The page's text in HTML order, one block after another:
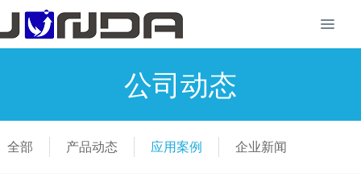
公司动态
全部 产品动态 应用案例 企业新闻